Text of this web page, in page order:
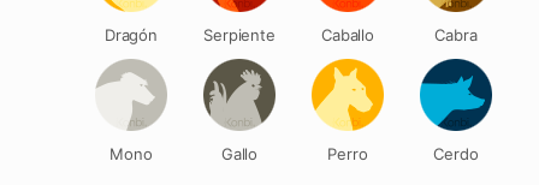
Dragón Serpiente Caballo Cabra
Mono Gallo Perro Cerdo